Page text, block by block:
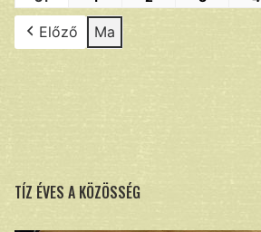
Előző Ma
TÍZ ÉVES A KÖZÖSSÉG